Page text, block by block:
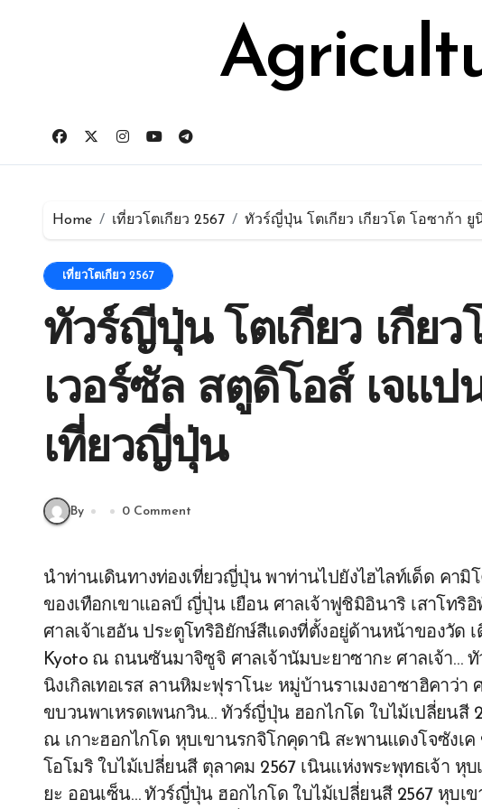
Home เที่ยวโตเกียว 2567 ทัวร์ญี่ปุ่น โตเกียว เกียวโต โอซาก้า ยู
เที่ยวโตเกียว 2567
ทัวร์ญี่ปุ่น โตเกียว เกีย
เวอร์ซัล สตูดิโอส์ เจแป
เที่ยวญี่ปุ่น
By 0 Comment
นำท่านเดินทางท่องเที่ยวญี่ปุ่น พาท่านไปยังไฮไลท์เด็ด คามิโคจิ หุบเขาในฝันที่อยู่สูงขึ้นไปทางเหนือ
ของเทือกเขาแอลป์ ญี่ปุ่น เยือน ศาลเจ้าฟูชิมิอินาริ เสาโท
ศาลเจ้าเฮอัน ประตูโทริอิยักษ์สีแดงที่ตั้งอยู่ด้านหน้าของวัด
Kyoto ณ ถนนซันมาจิซูจิ ศาลเจ้านัมบะยาซากะ ศาลเจ้า…
นิงเกิลเทอเรส ลานหิมะฟุราโนะ หมู่บ้านราเมงอาซาฮิคาว่
ขบวนพาเหรดเพนกวิน… ทัวร์ญี่ปุ่น ฮอกไกโด ใบไม้เปลี่ยนสี
ณ เกาะฮอกไกโด หุบเขานรกจิโกคุดานิ สะพานแดงโจซังเ
โอโมริ ใบไม้เปลี่ยนสี ตุลาคม 2567 เนินแห่งพระพุทธเจ้า หุ
ยะ ออนเซ็น… ทัวร์ญี่ปุ่น ฮอกไกโด ใบไม้เปลี่ยนสี 2567 หุบเ